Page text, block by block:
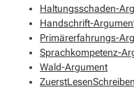
Haltungsschaden-
Handschrift-
Primärerfahrungs-
Sprachkompetenz-
Wald-Argument